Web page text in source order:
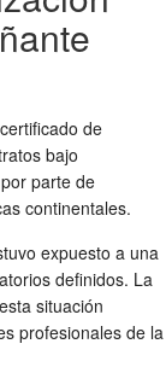
de
bajo
parte de
continentales.
expuesto a una
definidos. La
situación
profesionales de la